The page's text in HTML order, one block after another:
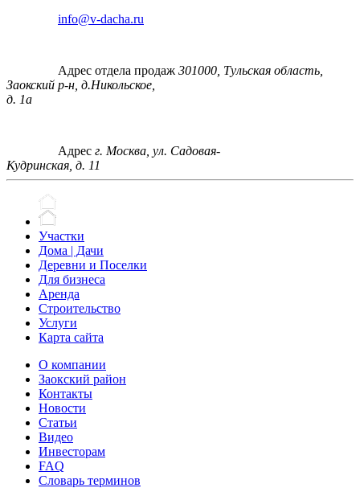
info@v-dacha.ru
Адрес отдела продаж 301000, Тульская область,
Заокский р-н, д.Никольское,
д. 1а
Адрес г. Москва, ул. Садовая-
Кудринская, д. 11
Участки
Дома | Дачи
Деревни и Поселки
Для бизнеса
Аренда
Строительство
Услуги
Карта сайта
О компании
Заокский район
Контакты
Новости
Статьи
Видео
Инвесторам
FAQ
Словарь терминов